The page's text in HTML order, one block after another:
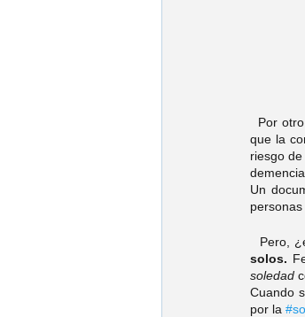
Psic. Carolina
que la
riesgo
Un
Pero,
solos.
soledad
Cuando
por la